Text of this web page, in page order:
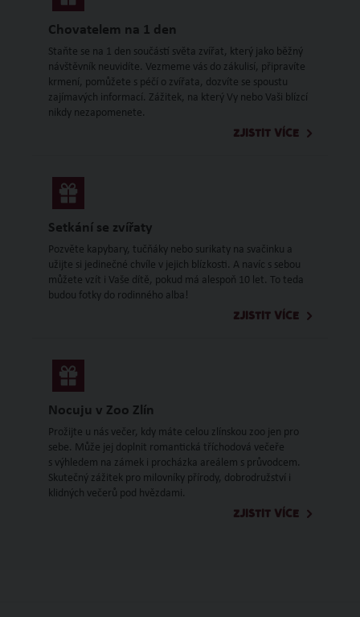
Chovatelem na 1 den
Staňte se na 1 den součástí světa zvířat, který jako běžný
návštěvník neuvidíte. Vezmeme vás do zákulisí, připravíte
krmení, pomůžete s péčí o zvířata, dozvíte se spoustu
zajímavých informací. Zážitek, na který Vy nebo Vaši blízcí
nikdy nezapomenete.
ZJISTIT VÍCE
Setkání se zvířaty
Pozvěte kapybary, tučňáky nebo surikaty na svačinku a
užijte si jedinečné chvíle v jejich blízkosti. A navíc s sebou
můžete vzít i Vaše dítě, pokud má alespoň 10 let. To teda
budou fotky do rodinného alba!
ZJISTIT VÍCE
Nocuju v Zoo Zlín
Prožijte u nás večer, kdy máte celou zlínskou zoo jen pro
sebe. Může jej doplnit romantická tříchodová večeře
s výhledem na zámek i procházka areálem s průvodcem.
Skutečný zážitek pro milovníky přírody, dobrodružství i
klidných večerů pod hvězdami.
ZJISTIT VÍCE